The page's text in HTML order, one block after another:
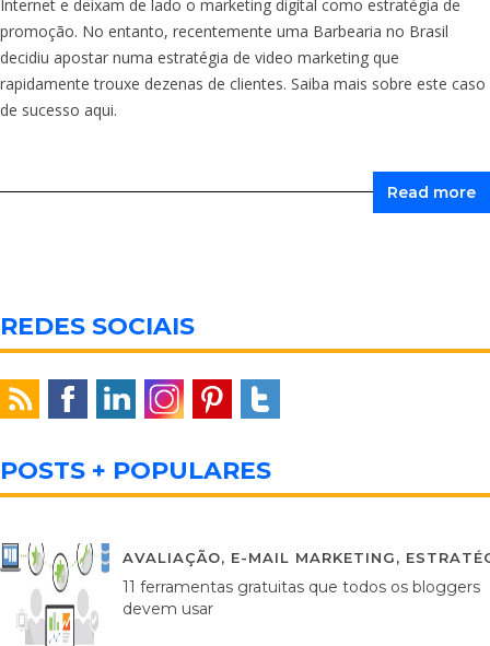
Internet e deixam de lado o marketing digital como estratégia de
promoção. No entanto, recentemente uma Barbearia no Brasil
decidiu apostar numa estratégia de video marketing que
rapidamente trouxe dezenas de clientes. Saiba mais sobre este caso
de sucesso aqui.
Read more
REDES SOCIAIS
POSTS + POPULARES
AVALIAÇÃO, E-MAIL MARKETING,
11 ferramentas gratuitas que todos os bloggers
devem usar